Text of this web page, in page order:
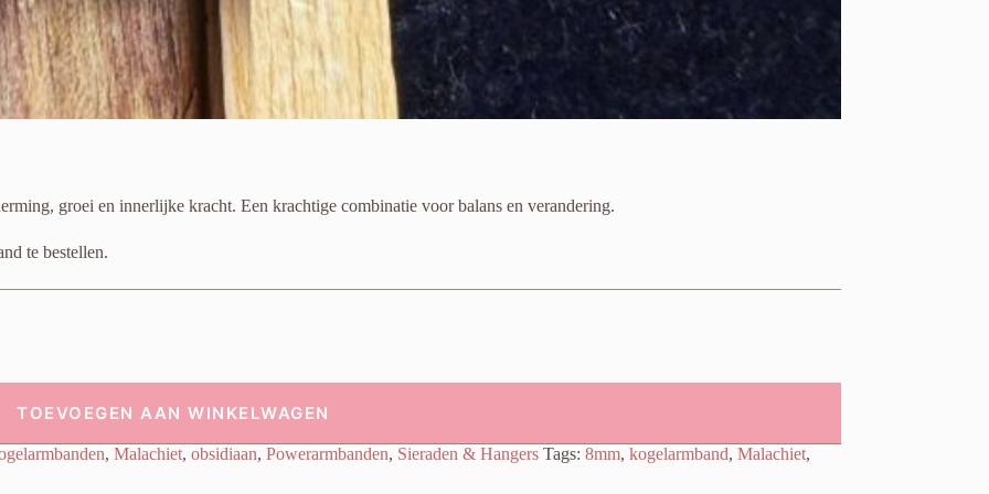
groei en innerlijke kracht. Een krachtige combinatie voor balans en verandering.
te bestellen.
TOEVOEGEN AAN WINKELWAGEN
, Malachiet, obsidiaan, Powerarmbanden, Sieraden & Hangers Tags: 8mm, kogelarmband, Malachiet,